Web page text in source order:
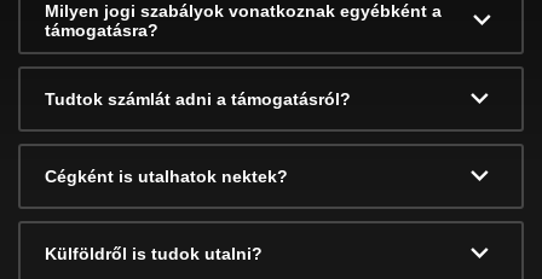
Milyen jogi szabályok vonatkoznak egyébként a
támogatásra?
Tudtok számlát adni a támogatásról?
Cégként is utalhatok nektek?
Külföldről is tudok utalni?